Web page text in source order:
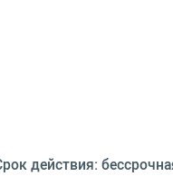
действия: